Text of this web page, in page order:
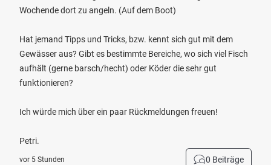
Wochende dort zu angeln. (Auf dem Boot)
Hat jemand Tipps und Tricks, bzw. kennt sich gut mit dem
Gewässer aus? Gibt es bestimmte Bereiche, wo sich viel Fisch
aufhält (gerne barsch/hecht) oder Köder die sehr gut
funktionieren?
Ich würde mich über ein paar Rückmeldungen freuen!
Petri.
vor 5 Stunden 0 Beiträge